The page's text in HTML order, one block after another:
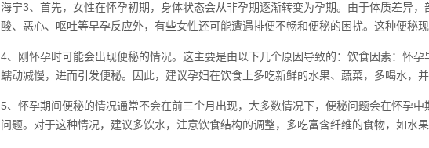
海宁3、首先，女性在怀孕初期，身体状态会从非孕期逐渐转变为孕期。由于体质差异
酸、恶心、呕吐等早孕反应外，有些女性还可能遭遇排便不畅和便秘的困扰。这种便秘
4、刚怀孕时可能会出现便秘的情况。这主要是由以下几个原因导致的：饮食因素：怀
蠕动减慢，进而引发便秘。因此，建议孕妇在饮食上多吃新鲜的水果、蔬菜，多喝水，
5、怀孕期间便秘的情况通常不会在前三个月出现，大多数情况下，便秘问题会在怀孕
问题。对于这种情况，建议多饮水，注意饮食结构的调整，多吃富含纤维的食物，如水